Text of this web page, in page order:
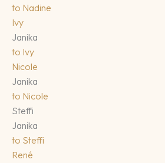
to Nadine
Ivy
Janika
to Ivy
Nicole
Janika
to Nicole
Steffi
Janika
to Steffi
René